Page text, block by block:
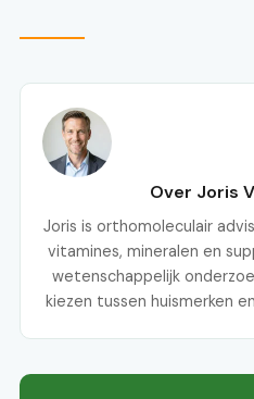
Over Joris
Joris is orthomoleculair
vitamines, mineralen en
wetenschappelijk
kiezen tussen huismerken